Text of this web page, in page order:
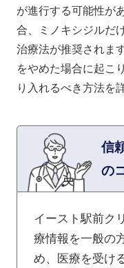
が進行する可能性が
合、ミノキシジルだ
治療法が推奨されま
をやめた場合に起こ
り入れるべき方法を
信
の
イースト駅前ク
療情報を一般の
め、医療を受け